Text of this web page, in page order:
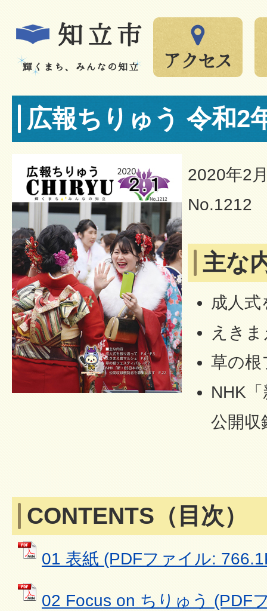
広報ちりゅう 令和2
2020年2
No.1212
主な
成人
えき
草の根
NHK
公開収
CONTENTS（目次）
01 表紙 (PDFファイル:
02 Focus on ちりゅう (PDF